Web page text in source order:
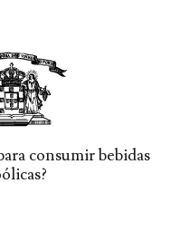
cariz cirurgico,
de parcelas de Vinhas
de pedra e fortificadas
e o sexto ano após
dos Vintage, beneficiam
balseiro de carvalho.
de frutos vermelhos
taninos muito firmes,
elegante e frutado.
consumir bebidas